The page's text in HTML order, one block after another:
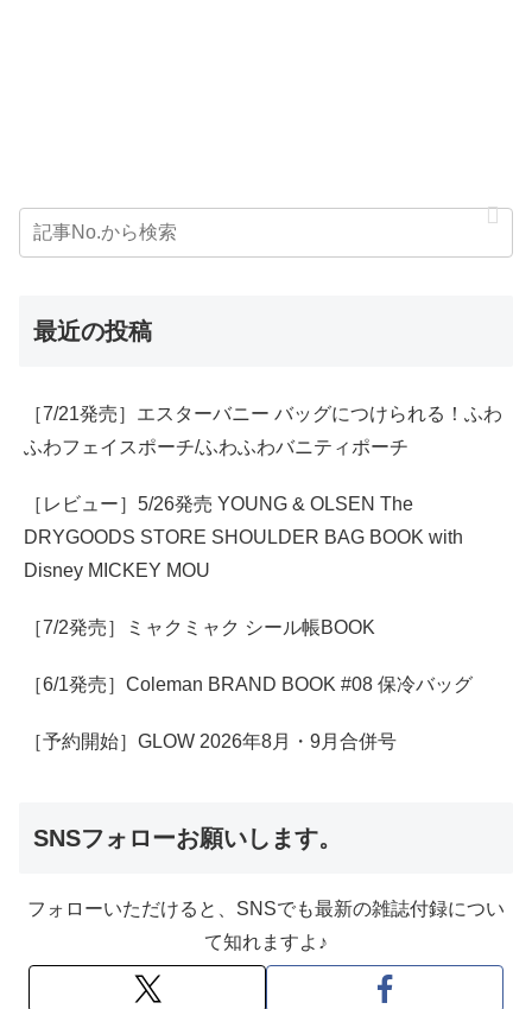
最近の投稿
［7/21発売］エスターバニー バッグにつけられる！ふわ
ふわフェイスポーチ/ふわふわバニティポーチ
［レビュー］5/26発売 YOUNG & OLSEN The
DRYGOODS STORE SHOULDER BAG BOOK with
Disney MICKEY MOU
［7/2発売］ミャクミャク シール帳BOOK
［6/1発売］Coleman BRAND BOOK #08 保冷バッグ
［予約開始］GLOW 2026年8月・9月合併号
SNSフォローお願いします。
フォローいただけると、SNSでも最新の雑誌付録につい
て知れますよ♪